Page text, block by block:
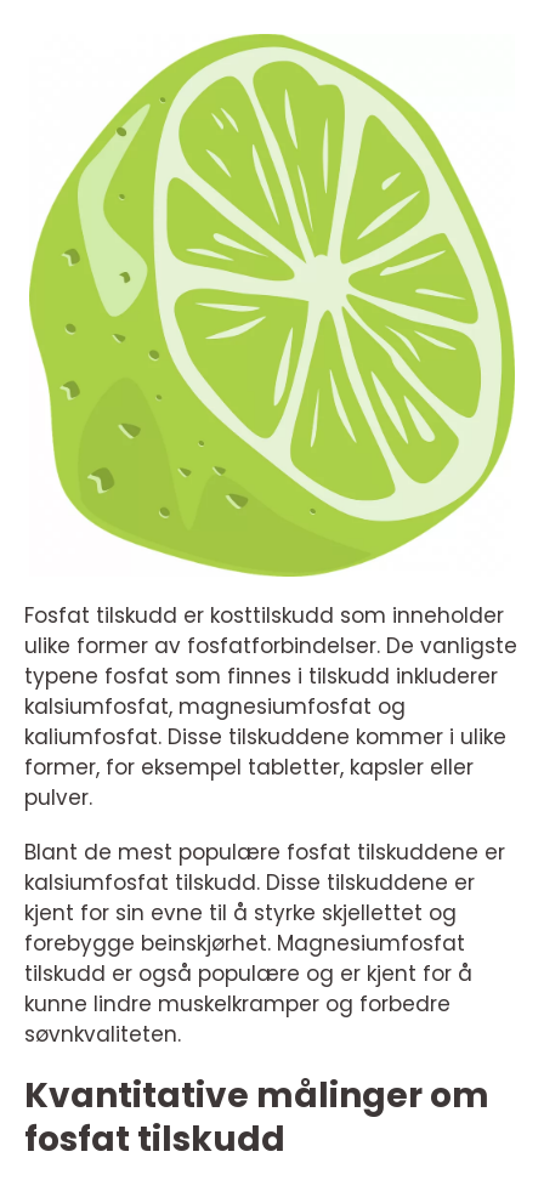
Fosfat tilskudd er kosttilskudd som inneholder
ulike former av fosfatforbindelser. De vanligste
typene fosfat som finnes i tilskudd inkluderer
kalsiumfosfat, magnesiumfosfat og
kaliumfosfat. Disse tilskuddene kommer i ulike
former, for eksempel tabletter, kapsler eller
pulver.
Blant de mest populære fosfat tilskuddene er
kalsiumfosfat tilskudd. Disse tilskuddene er
kjent for sin evne til å styrke skjellettet og
forebygge beinskjørhet. Magnesiumfosfat
tilskudd er også populære og er kjent for å
kunne lindre muskelkramper og forbedre
søvnkvaliteten.
Kvantitative målinger om
fosfat tilskudd